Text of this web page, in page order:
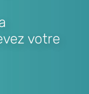
votre